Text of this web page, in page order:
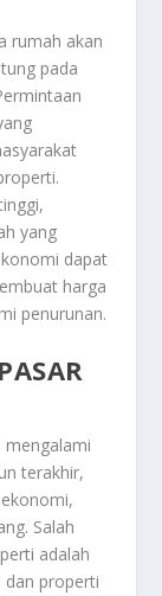
rumah akan
pada
yang
dapat
harga
penurunan.
terakhir,
Salah
adalah
dan properti